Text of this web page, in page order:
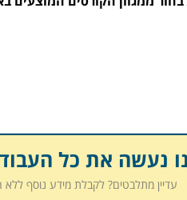
נעשה את כל
עדיין מתלבטים? לקבלת מידע נוסף ללא